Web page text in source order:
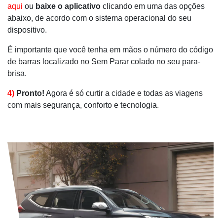
aqui ou baixe o aplicativoclicando em uma das opções
abaixo, de acordo com o sistema operacional do seu
dispositivo.
É importante que você tenha em mãos o número do código
de barras localizado no Sem Parar colado no seu para-
brisa.
4) Pronto!Agora é só curtir a cidade e todas as viagens
com mais segurança, conforto e tecnologia.